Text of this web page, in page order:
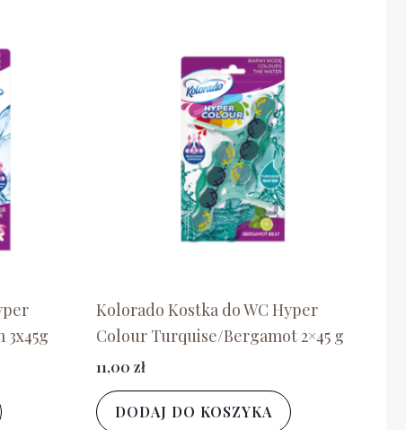
Kolorado Kostka do WC Hyper
Colour Turquise/Bergamot 2×45 g
11,00zł
DODAJ DO KOSZYKA